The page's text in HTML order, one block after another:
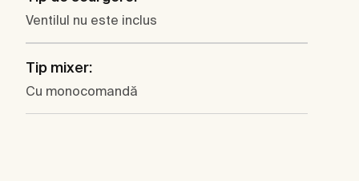
Ventilul nu este inclus
Tip mixer:
Cu monocomandă